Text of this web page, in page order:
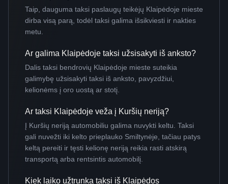
Taip, dauguma taksi paslaugų teikėjų Klaipėdoje mieste
dirba visą parą, todėl taksi galima išsikviesti ir nakties
metu.
Ar galima Klaipėdoje taksi užsisakyti iš anksto?
Dalis taksi bendrovių Klaipėdoje mieste suteikia
galimybę užsisakyti taksi iš anksto, pavyzdžiui,
kelionėms į oro uostą ar stotį.
Ar taksi Klaipėdoje veža į Kuršių neriją?
Į Kuršių neriją automobiliu galima nuvykti keltu. Taksi
gali nuvežti iki kelto prieplauko Smiltynėje, tačiau patys
keltą pereiti ir tęsti kelionę neriją reikia rasti atskirą
transportą arba rentsintis automobilį.
Kiek laiko užtrunka taksi iš Klaipėdos